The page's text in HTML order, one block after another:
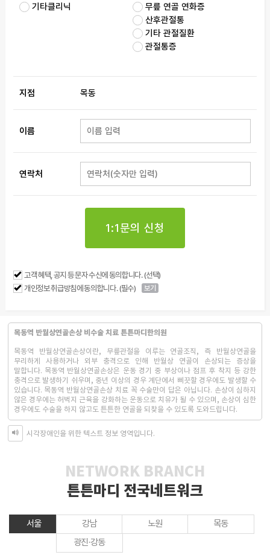
기타클리닉
무릎 연골 연화증
산후관절통
기타 관절질환
관절통증
지점 목동
이름
연락처
1:1문의 신청
고객 혜택, 공지 등 문자 수신에 동의합니다. (선택)
개인정보 취급방침에 동의합니다. (필수)
보기
목동역 반월상연골손상 비수술 치료 튼튼마디한의원
목동역 반월상연골손상이란, 무릎관절을 이루는 연골조직, 즉 반월상연골을
무리하게 사용하거나 외부 충격으로 인해 반월상 연골이 손상되는 증상을
말합니다. 목동역 반월상연골손상은 운동 경기 중 부상이나 점프 후 착지 등 강한
충격으로 발생하기 쉬우며, 중년 이상의 경우 계단에서 삐끗할 경우에도 발생할 수
있습니다. 목동역 반월상연골손상 치료 꼭 수술만이 답은 아닙니다. 손상이 심하지
않은 경우에는 허벅지 근육을 강화하는 운동으로 치유가 될 수 있으며, 손상이 심한
경우에도 수술을 하지 않고도 튼튼한 연골을 되찾을 수 있도록 도와드립니다.
시각장애인을 위한 텍스트 정보 영역입니다.
NETWORK BRANCH
튼튼마디 전국네트워크
서울 강남 노원
목동
광진·강동